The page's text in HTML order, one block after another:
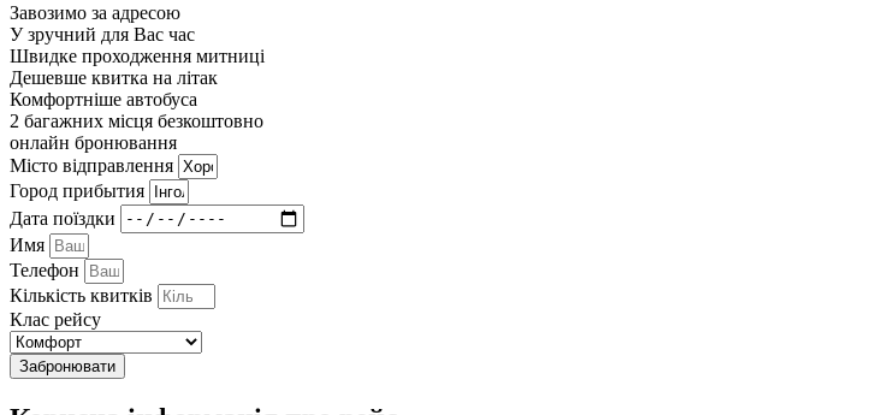
Завозимо за адресою
У зручний для Вас час
Швидке проходження митниці
Дешевше квитка на літак
Комфортніше автобуса
2 багажних місця безкоштовно
онлайн бронювання
Мiсто вiдправлення
Город прибытия
Дата поїздки
Имя
Телефон
Кількість квитків
Клас рейсу
Забронювати